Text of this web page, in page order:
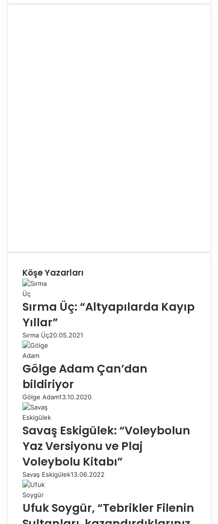
Köşe Yazarları
Sırma Üç: “Altyapılarda Kayıp
Yıllar”
Sırma Üç20.05.2021
Gölge Adam Çan’dan
bildiriyor
Gölge Adam13.10.2020
Savaş Eskigülek: “Voleybolun
Yaz Versiyonu ve Plaj
Voleybolu Kitabı”
Savaş Eskigülek13.06.2022
Ufuk Soygür, “Tebrikler Filenin